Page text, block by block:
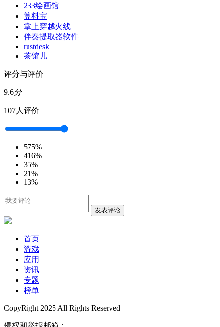
233绘画馆
算料宝
掌上穿越火线
伴奏提取器软件
rustdesk
茶馆儿
评分与评价
9.6分
107人评价
575%
416%
35%
21%
13%
发表评论
首页
游戏
应用
资讯
专题
榜单
CopyRight 2025 All Rights Reserved
侵权和举报邮箱：